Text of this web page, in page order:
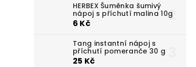
HERBEX Šuměnka šumivý
nápoj s příchutí malina 10g
6 Kč
Tang instantní nápoj s
příchutí pomeranče 30 g
25 Kč